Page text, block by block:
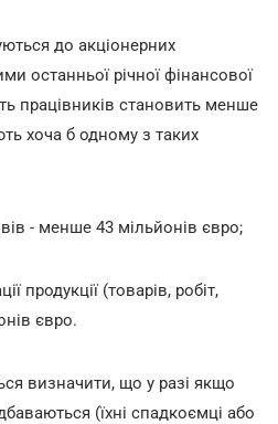
до акціонерних
останньої річної фінансової
працівників становить менше
хоча б одному з таких
- менше 43 мільйонів євро;
продукції (товарів, робіт,
євро.
визначити, що у разі якщо
(їхні спадкоємці або